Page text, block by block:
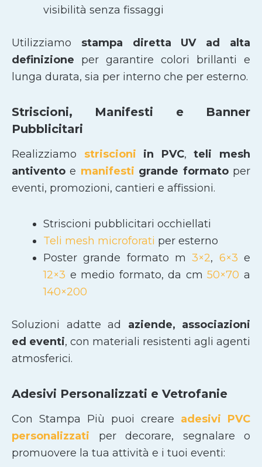
visibilità senza fissaggi
Utilizziamo stampa diretta UV ad alta
definizione per garantire colori brillanti e
lunga durata, sia per interno che per esterno.
Striscioni, Manifesti e Banner
Pubblicitari
Realizziamo striscioni in PVC,teli mesh
antivento e manifesti grande formatoper
eventi, promozioni, cantieri e affissioni.
Striscioni pubblicitari occhiellati
Teli mesh microforati per esterno
Poster grande formato m3×2, 6×3 e
12×3 e medio formato, da cm50×70 a
140×200
Soluzioni adatte ad aziende, associazioni
ed eventi, con materiali resistenti agli agenti
atmosferici.
Adesivi Personalizzati e Vetrofanie
Con Stampa Più puoi creare adesivi PVC
personalizzati per decorare, segnalare o
promuovere la tua attività e i tuoi eventi: